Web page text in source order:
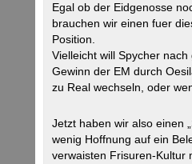
Egal ob der Eidgenosse
brauchen wir einen fuer
Position.
Vielleicht will Spycher nach
Gewinn der EM durch
zu Real wechseln, oder
Jetzt haben wir also einen
wenig Hoffnung auf ein
verwaisten Frisuren-Kultur